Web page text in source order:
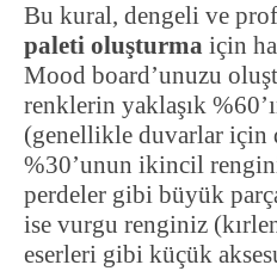
Bu kural, dengeli ve
paleti oluşturma için
Mood board’unuzu
renklerin yaklaşık
(genellikle duvarlar için
%30’unun ikincil
perdeler gibi büyük
ise vurgu renginiz
eserleri gibi küçük